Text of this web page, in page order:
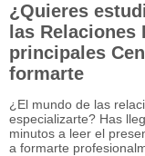
¿Quieres
las
principales
formarte
¿El mundo de las
especializarte? Has
minutos a leer el
a formarte